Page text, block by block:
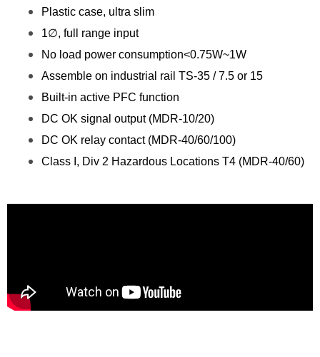
Plastic case, ultra slim
1∅, full range input
No load power consumption<0.75W~1W
Assemble on industrial rail TS-35 / 7.5 or 15
Built-in active PFC function
DC OK signal output (MDR-10/20)
DC OK relay contact (MDR-40/60/100)
Class I, Div 2 Hazardous Locations T4 (MDR-40/60)